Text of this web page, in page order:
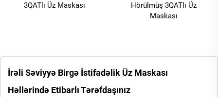
3QATlı Üz Maskası
Hörülmüş 3QATlı Üz
Maskası
İrəli Səviyyə Birgə İstifadəlik Üz Maskası
Həllərində Etibarlı Tərəfdaşınız